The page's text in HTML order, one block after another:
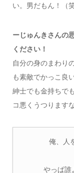
い。男だもん！（笑
ーじゅんきさんの
ください！
自分の身のまわり
も素敵でかっこ良
紳士でも金持ちで
コ悪くうつりますな
俺、人
やっぱ誰